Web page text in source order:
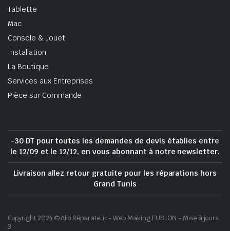
Tablette
Mac
Console & Jouet
Installation
La Boutique
Services aux Entreprises
Pièce sur Commande
-30 DT pour toutes les demandes de devis établies entre
le 12/09 et le 12/12, en vous abonnant à notre newsletter.
Livraison allez retour gratuite pour les réparations hors
Grand Tunis
Copyright 2024 © Allo Réparateur - Web Making FUSION - Mise à jours
3